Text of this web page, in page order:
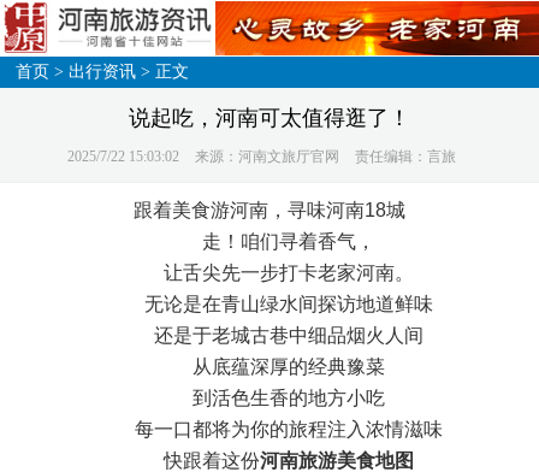
首页 >出行资讯 > 正文
说起吃，河南可太值得逛了！
2025/7/22 15:03:02 来源：河南文旅厅官网 责任编辑：言旅
跟着美食游河南，寻味河南18城
走！咱们寻着香气，
让舌尖先一步打卡老家河南。
无论是在青山绿水间探访地道鲜味
还是于老城古巷中细品烟火人间
从底蕴深厚的经典豫菜
到活色生香的地方小吃
每一口都将为你的旅程注入浓情滋味
快跟着这份河南旅游美食地图